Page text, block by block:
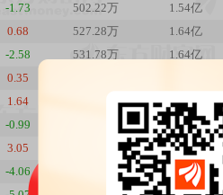
-1.73 502.22万 1.54亿
0.68 527.28万 1.64亿
-2.58 531.78万 1.64亿
0.35
1.64 487.35万 1.54亿
-0.99 1.58亿
3.05 521.50万 1.64亿
-4.06 627.19万 1.91亿